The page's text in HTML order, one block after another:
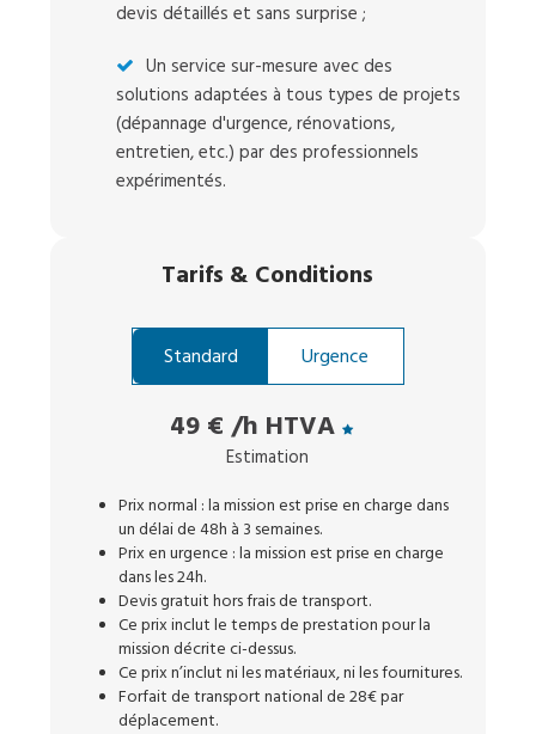
devis détaillés et sans surprise ;
Un service sur-mesure avec des
solutions adaptées à tous types de projets
(dépannage d'urgence, rénovations,
entretien, etc.) par des professionnels
expérimentés.
Tarifs & Conditions
Standard Urgence
49 € /h HTVA
Estimation
Prix normal : la mission est prise en charge dans
un délai de 48h à 3 semaines.
Prix en urgence : la mission est prise en charge
dans les 24h.
Devis gratuit hors frais de transport.
Ce prix inclut le temps de prestation pour la
mission décrite ci-dessus.
Ce prix n’inclut ni les matériaux, ni les fournitures.
Forfait de transport national de 28€ par
déplacement.